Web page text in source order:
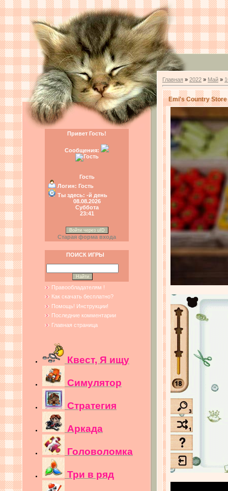
Привет Гость!
Сообщения:
Гость
Логин: Гость
Ты здесь: -й день
08.08.2026
Суббота
23:41
Войти через uID
Старая форма входа
ПОИСК ИГРЫ
Правообладателям !
Как скачать бесплатно?
Помощь! Инструкции!
Последние комментарии
Главная страница
Квест, Я ищу
Симулятор
Стратегия
Аркада
Головоломка
Три в ряд
Главная » 2022 » Май »
Emi's Country